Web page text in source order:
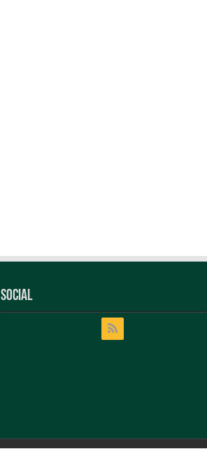
Social